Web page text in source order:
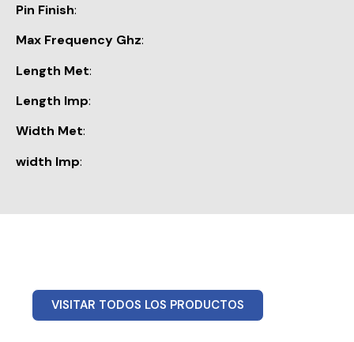
Pin Finish:
Max Frequency Ghz:
Length Met:
Length Imp:
Width Met:
width Imp:
VISITAR TODOS LOS PRODUCTOS